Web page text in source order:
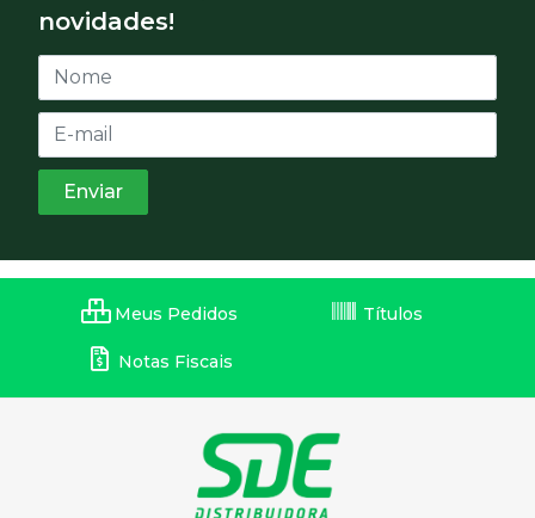
novidades!
Meus Pedidos Títulos
Notas Fiscais